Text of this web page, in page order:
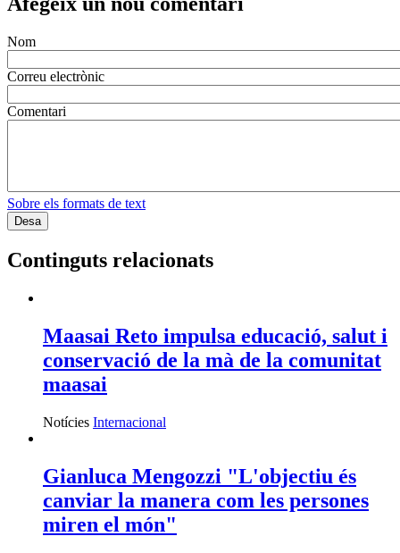
Nom
Correu electrònic
Comentari
Sobre els formats de text
Continguts relacionats
Maasai Reto impulsa educació, salut i
conservació de la mà de la comunitat
maasai
Gianluca Mengozzi "L'objectiu és
canviar la manera com les persones
miren el món"